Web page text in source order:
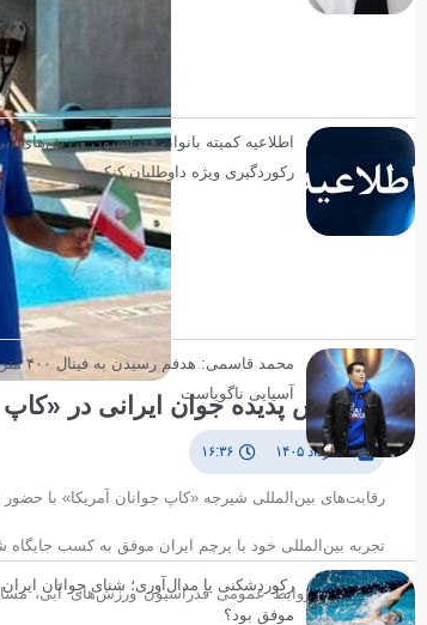
درخشش پدیده جوان ایرانی در «کاپ
۱ خرداد ۱۴۰۵ ۱۶:۳۶
تجربه بین‌المللی خود با پرچم ایران موفق به کسب
اطلاعیه کمیته بانوان فدراسیون ورزش‌های
رکوردگیری ویژه داوطلبان کنکور
محمد قاسمی:
آسیایی ناگویاست
رکوردشکنی یا مدال‌آوری؛ شنای جوانان ایران
موفق بود؟